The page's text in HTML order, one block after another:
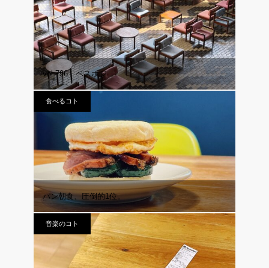
vol.796 ベスポジ
食べるコト
パン朝食、圧倒的1位。
音楽のコト